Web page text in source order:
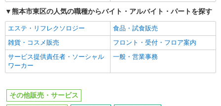
熊本市東区の人気の職種からバイト・アルバイト・パートを探す
エステ・リフレクソロジー
食品・試食販売
雑貨・コスメ販売
フロント・受付・フロア案内
サービス提供責任者・ソーシャル
ワーカー
一般・営業事務
その他販売・サービス